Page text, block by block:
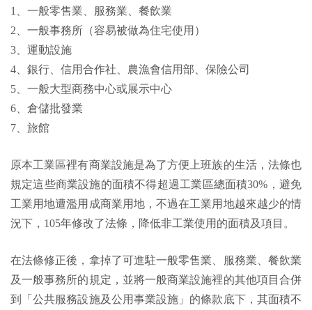
1、一般零售業、服務業、餐飲業
2、一般事務所（容易被做為住宅使用）
3、運動設施
4、銀行、信用合作社、農漁會信用部、保險公司
5、一般大型商務中心或展示中心
6、倉儲批發業
7 、旅館
原本工業區裡有商業設施是為了方便上班族的生活，法條也
規定這些商業設施的面積不得超過工業區總面積30%，避免
工業用地遭濫用成商業用地，不過在工業用地越來越少的情
況下，105年修改了法條，降低非工業使用的面積及項目。
在法條修正後，拿掉了可進駐一般零售業、服務業、餐飲業
及一般事務所的規定，並將一般商業設施裡的其他項目合併
到「公共服務設施及公用事業設施」的條款底下，其面積不